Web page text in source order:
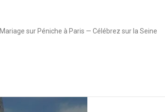
Mariage sur Péniche à Paris — Célébrez sur la Seine